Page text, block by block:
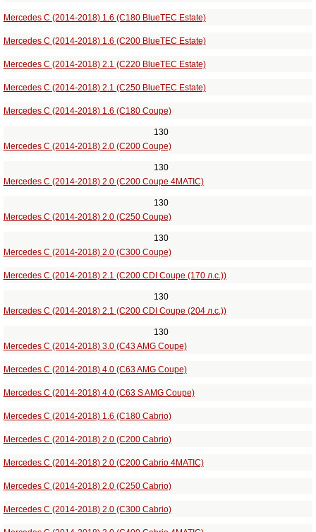
Mercedes C (2014-2018) 1.6 (C180 BlueTEC Estate)
Mercedes C (2014-2018) 1.6 (C200 BlueTEC Estate)
Mercedes C (2014-2018) 2.1 (C220 BlueTEC Estate)
Mercedes C (2014-2018) 2.1 (C250 BlueTEC Estate)
Mercedes C (2014-2018) 1.6 (C180 Coupe)
130
Mercedes C (2014-2018) 2.0 (C200 Coupe)
130
Mercedes C (2014-2018) 2.0 (C200 Coupe 4MATIC)
130
Mercedes C (2014-2018) 2.0 (C250 Coupe)
130
Mercedes C (2014-2018) 2.0 (C300 Coupe)
Mercedes C (2014-2018) 2.1 (C200 CDI Coupe (170 л.с.))
130
Mercedes C (2014-2018) 2.1 (C200 CDI Coupe (204 л.с.))
130
Mercedes C (2014-2018) 3.0 (C43 AMG Coupe)
Mercedes C (2014-2018) 4.0 (C63 AMG Coupe)
Mercedes C (2014-2018) 4.0 (C63 S AMG Coupe)
Mercedes C (2014-2018) 1.6 (C180 Cabrio)
Mercedes C (2014-2018) 2.0 (C200 Cabrio)
Mercedes C (2014-2018) 2.0 (C200 Cabrio 4MATIC)
Mercedes C (2014-2018) 2.0 (C250 Cabrio)
Mercedes C (2014-2018) 2.0 (C300 Cabrio)